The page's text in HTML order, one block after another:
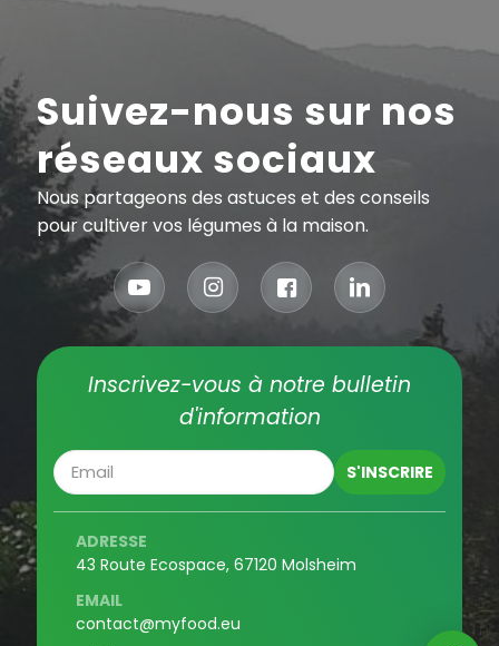
Suivez-nous sur nos
réseaux sociaux
Nous partageons des astuces et des conseils
pour cultiver vos légumes à la maison.
Inscrivez-vous à notre bulletin
d'information
ADRESSE
43 Route Ecospace, 67120 Molsheim
EMAIL
contact@myfood.eu